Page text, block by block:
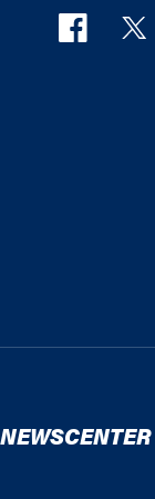
NEWSCENTER